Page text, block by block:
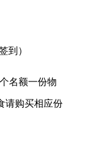
到）
名额一份物
请购买相应份